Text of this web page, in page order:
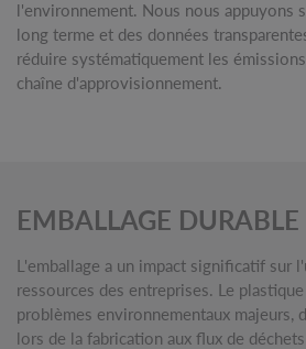
l'environnement. Nous nous appuyons
long terme et des données
réduire systématiquement les
chaîne d'approvisionnement.
EMBALLAGE DURABLE
L'emballage a un impact significatif sur
ressources des entreprises. Le
problèmes environnementaux majeurs,
lors de la fabrication aux flux de